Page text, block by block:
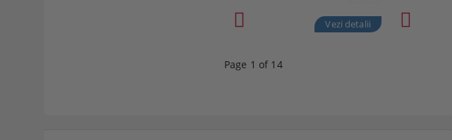
Vezi detalii
Page 1 of 14